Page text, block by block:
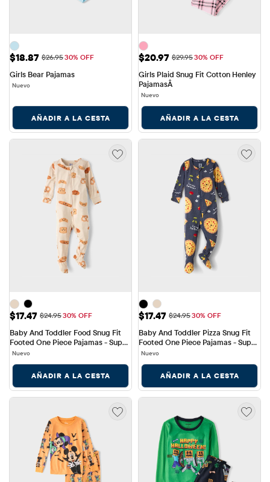
Precio de venta: $18.87
$18.87 Precio original: $26.95
$26.9530% OFF
Girls Bear Pajamas
Nuevo
AÑADIR A LA CESTA
Precio de venta: $20.97
$20.97 Precio original: $29.95
$29.9530% OFF
Girls Plaid Snug Fit Cotton Henley
PajamasÂ
Nuevo
AÑADIR A LA CESTA
Precio de venta: $17.47
$17.47 Precio original: $24.95
$24.9530% OFF
Baby And Toddler Food Snug Fit
Footed One Piece Pajamas - Super
Soft
Nuevo
AÑADIR A LA CESTA
Precio de venta: $17.47
$17.47 Precio original: $24.95
$24.9530% OFF
Baby And Toddler Pizza Snug Fit
Footed One Piece Pajamas - Super
Soft
Nuevo
AÑADIR A LA CESTA